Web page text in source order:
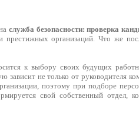
служба безопасности: проверка
престижных организаций. Что же
к выбору своих будущих
зависит не только от руководителя
поэтому при подборе
свой собственный отдел,